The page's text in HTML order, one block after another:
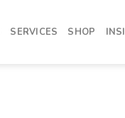
SERVICES SHOP